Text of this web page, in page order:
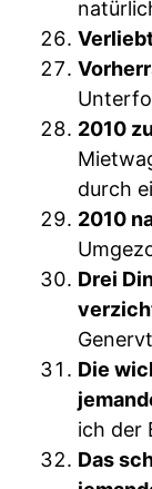
2010
durch
2010
Drei
Die
ich der
Das